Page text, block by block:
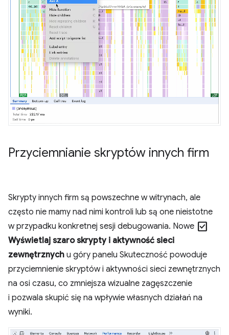
Przyciemnianie skryptów innych firm
Skrypty innych firm są powszechne w witrynach, ale
często nie mamy nad nimi kontroli lub są one nieistotne
w przypadku konkretnej sesji debugowania. Nowe check_box
Wyświetlaj szaro skrypty i aktywność sieci
zewnętrznych u góry panelu Skuteczność powoduje
przyciemnienie skryptów i aktywności sieci zewnętrznych
na osi czasu, co zmniejsza wizualne zagęszczenie
i pozwala skupić się na wpływie własnych działań na
wyniki.